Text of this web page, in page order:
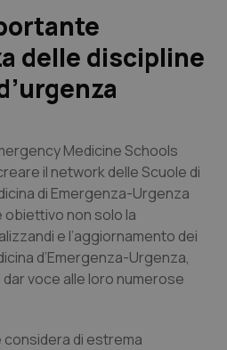
delle discipline
Medicine Schools
il network delle Scuole di
di Emergenza-Urgenza
obiettivo non solo la
e l’aggiornamento dei
d’Emergenza-Urgenza,
voce alle loro numerose
di estrema